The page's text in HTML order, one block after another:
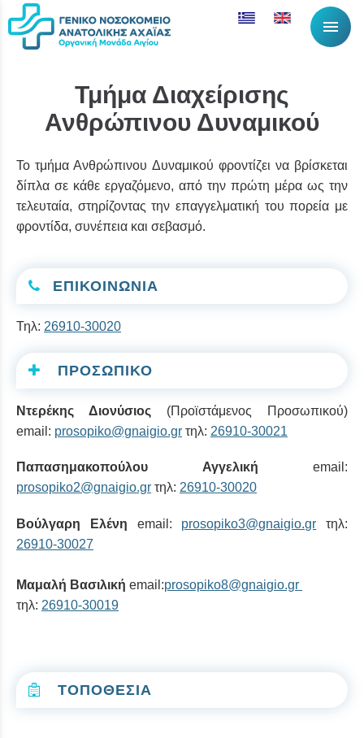
menu
Τμήμα Διαχείρισης
Ανθρώπινου Δυναμικού
Το τμήμα Ανθρώπινου Δυναμικού φροντίζει να βρίσκεται
δίπλα σε κάθε εργαζόμενο, από την πρώτη μέρα ως την
τελευταία, στηρίζοντας την επαγγελματική του πορεία με
φροντίδα, συνέπεια και σεβασμό.
ΕΠΙΚΟΙΝΩΝΙΑ
Τηλ: 26910-30020
ΠΡΟΣΩΠΙΚΟ
Ντερέκης Διονύσιος (Προϊστάμενος Προσωπικού)
email: prosopiko@gnaigio.gr τηλ: 26910-30021
Παπασημακοπούλου Αγγελική email:
prosopiko2@gnaigio.gr τηλ: 26910-30020
Βούλγαρη Ελένη email: prosopiko3@gnaigio.gr τηλ:
26910-30027
Μαμαλή Βασιλική email:prosopiko8@gnaigio.gr
τηλ: 26910-30019
ΤΟΠΟΘΕΣΙΑ